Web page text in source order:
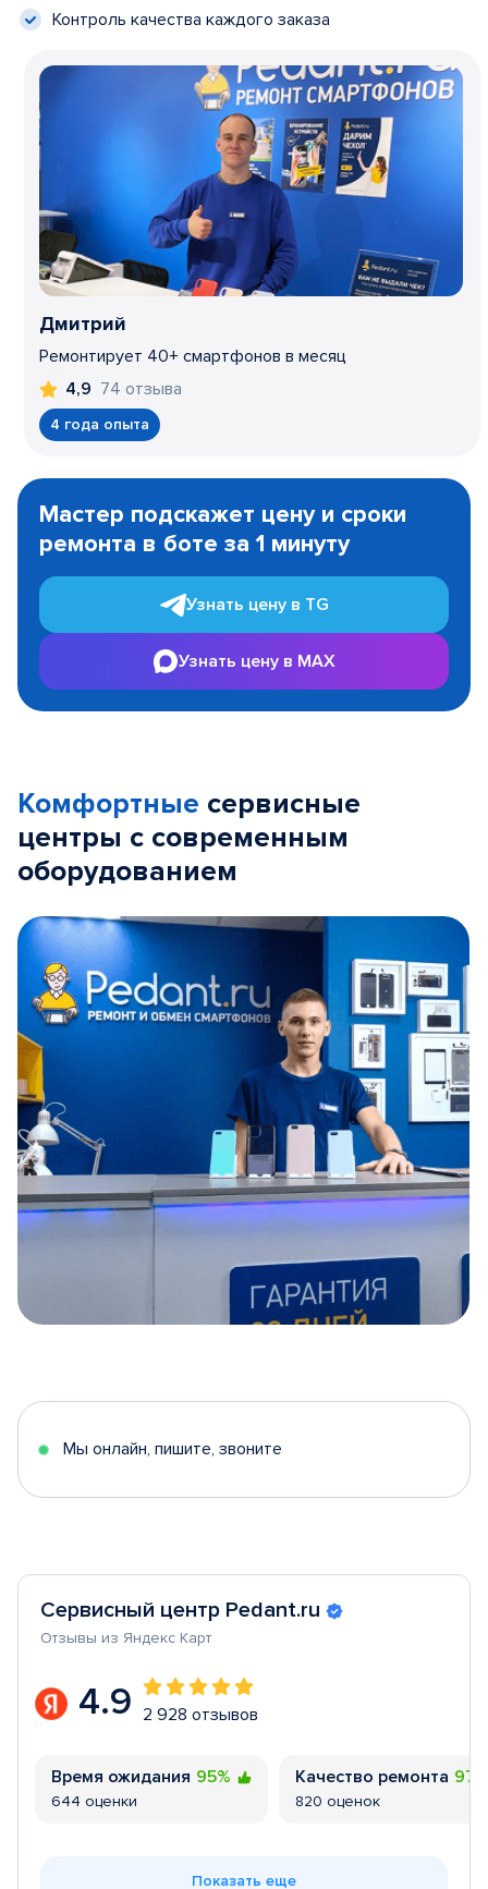
Контроль качества каждого заказа
Дмитрий
Ремонтирует 40+ смартфонов в месяц
4,9 74 отзыва
4 года опыта
1
Мастер подскажет цену и сроки
ремонта в боте за 1 минуту
Узнать цену в TG
Узнать цену в MAX
Комфортные сервисные
центры с современным
оборудованием
5
Мы онлайн, пишите, звоните
Сервисный центр Pedant.ru
Отзывы из Яндекс Карт
4.9 2 928 отзывов
Время ожидания 95%
644 оценки
Качество ремонта
820 оценок
Показать еще